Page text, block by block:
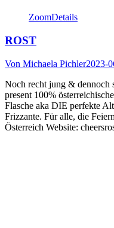
ZoomDetails
ROST
Von Michaela Pichler2023-
Noch recht jung & dennoch
present 100%
Flasche aka DIE perfekte
Frizzante. Für alle, die
Österreich Website: